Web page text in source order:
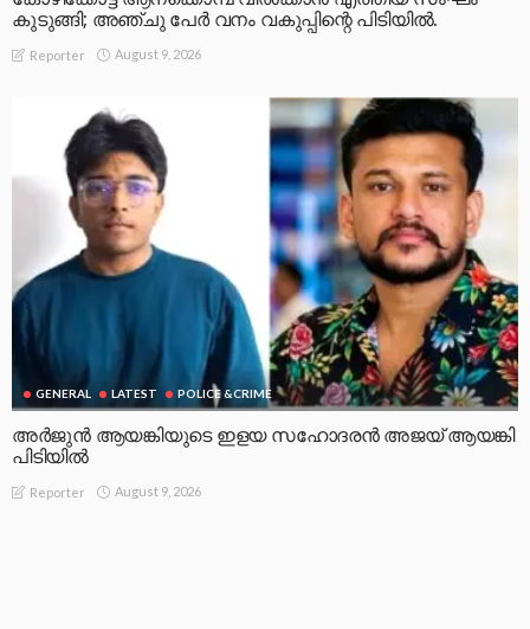
കുടുങ്ങി; അഞ്ചു പേർ വനം വകുപ്പിന്റെ പിടിയിൽ.
Reporter August 9, 2026
GENERAL LATEST POLICE &CRIME
അർജുൻ ആയങ്കിയുടെ ഇളയ സഹോദരൻ അജയ് ആയങ്കി
പിടിയിൽ
Reporter August 9, 2026